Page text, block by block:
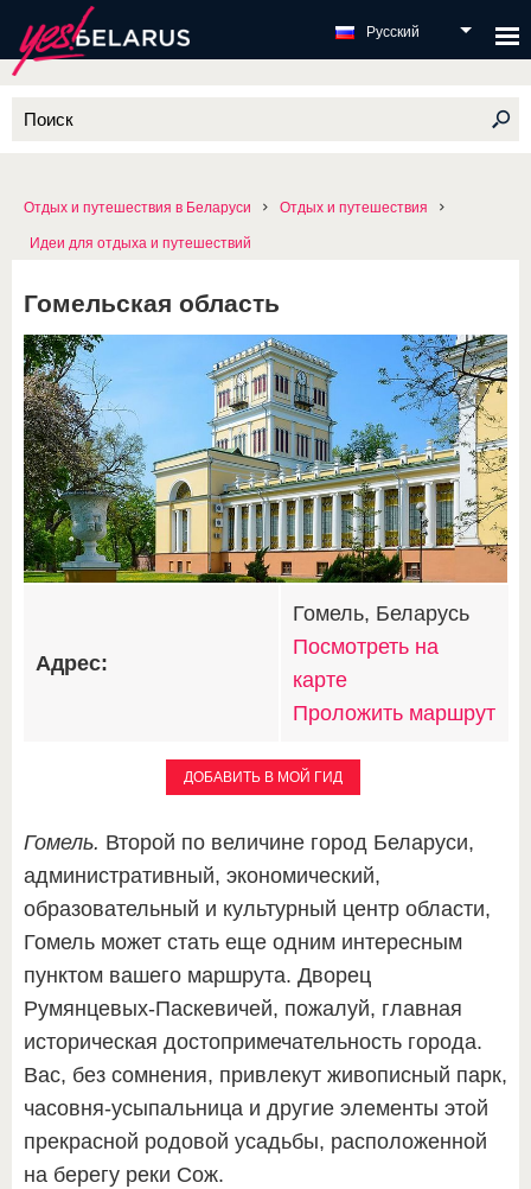
Русский
Отдых и путешествия в Беларуси Отдых и путешествия
Идеи для отдыха и путешествий
Гомельская область
Адрес:
Гомель, Беларусь
Посмотреть на
карте
Проложить маршрут
ДОБАВИТЬ В МОЙ ГИД
Гомель. Второй по величине город Беларуси,
административный, экономический,
образовательный и культурный центр области,
Гомель может стать еще одним интересным
пунктом вашего маршрута. Дворец
Румянцевых-Паскевичей, пожалуй, главная
историческая достопримечательность города.
Вас, без сомнения, привлекут живописный парк,
часовня-усыпальница и другие элементы этой
прекрасной родовой усадьбы, расположенной
на берегу реки Сож.